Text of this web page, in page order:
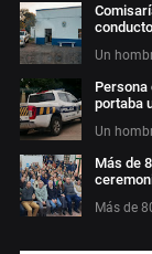
Un
portaba
Un
Más de
Más de